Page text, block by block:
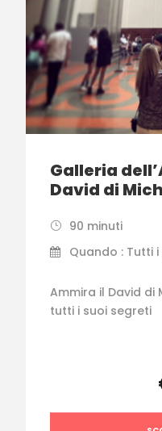
Galleria
David di
90 minuti
Quando : Tutti
Ammira il David di
tutti i suoi segreti